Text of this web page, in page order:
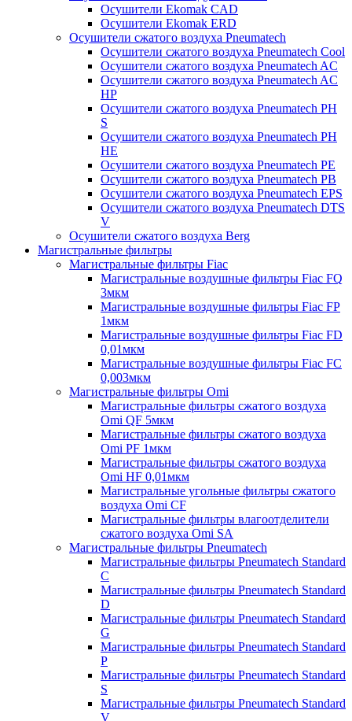
Осушители Ekomak CAD
Осушители Ekomak ERD
Осушители сжатого воздуха Pneumatech
Осушители сжатого воздуха Pneumatech Cool
Осушители сжатого воздуха Pneumatech AC
Осушители сжатого воздуха Pneumatech AC
HP
Осушители сжатого воздуха Pneumatech PH
S
Осушители сжатого воздуха Pneumatech PH
HE
Осушители сжатого воздуха Pneumatech PE
Осушители сжатого воздуха Pneumatech PB
Осушители сжатого воздуха Pneumatech EPS
Осушители сжатого воздуха Pneumatech DTS
V
Осушители сжатого воздуха Berg
Магистральные фильтры
Магистральные фильтры Fiac
Магистральные воздушные фильтры Fiac FQ
3мкм
Магистральные воздушные фильтры Fiac FP
1мкм
Магистральные воздушные фильтры Fiac FD
0,01мкм
Магистральные воздушные фильтры Fiac FC
0,003мкм
Магистральные фильтры Omi
Магистральные фильтры сжатого воздуха
Omi QF 5мкм
Магистральные фильтры сжатого воздуха
Omi PF 1мкм
Магистральные фильтры сжатого воздуха
Omi HF 0,01мкм
Магистральные угольные фильтры сжатого
воздуха Omi CF
Магистральные фильтры влагоотделители
сжатого воздуха Omi SA
Магистральные фильтры Pneumatech
Магистральные фильтры Pneumatech Standard
C
Магистральные фильтры Pneumatech Standard
D
Магистральные фильтры Pneumatech Standard
G
Магистральные фильтры Pneumatech Standard
P
Магистральные фильтры Pneumatech Standard
S
Магистральные фильтры Pneumatech Standard
V